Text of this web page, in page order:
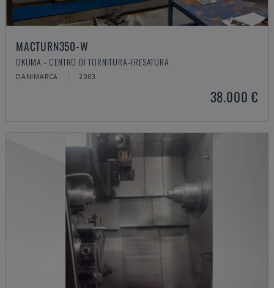
MACTURN350-W
OKUMA - CENTRO DI TORNITURA-FRESATURA
DANIMARCA 2003
38.000 €